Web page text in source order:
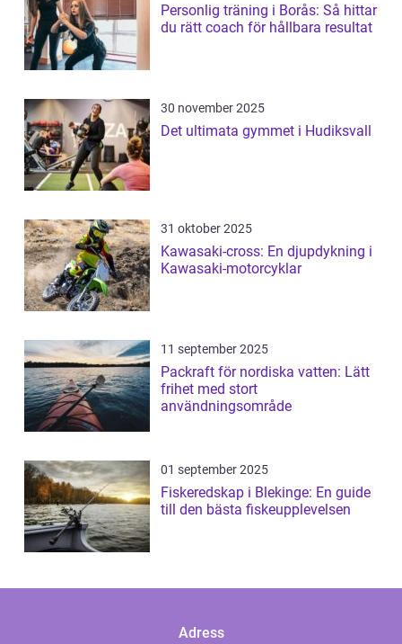
Personlig träning i Borås: Så hittar
du rätt coach för hållbara resultat
30 november 2025
Det ultimata gymmet i Hudiksvall
31 oktober 2025
Kawasaki-cross: En djupdykning i
Kawasaki-motorcyklar
11 september 2025
Packraft för nordiska vatten: Lätt
frihet med stort
användningsområde
01 september 2025
Fiskeredskap i Blekinge: En guide
till den bästa fiskeupplevelsen
Adress